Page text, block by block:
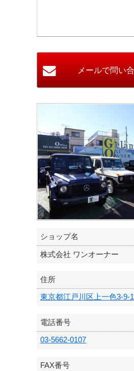
ショップ名
株式会社 ワンオーナー
住所
東京都江戸川区上一色3-9-1
電話番号
03-5662-0107
FAX番号